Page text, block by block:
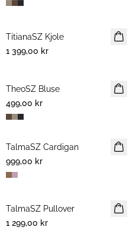
NYHET
TitianaSZ Kjole
1 399,00 kr
NYHET
TheoSZ Bluse
499,00 kr
NYHET
TalmaSZ Cardigan
999,00 kr
NYHET
TalmaSZ Pullover
1 299,00 kr